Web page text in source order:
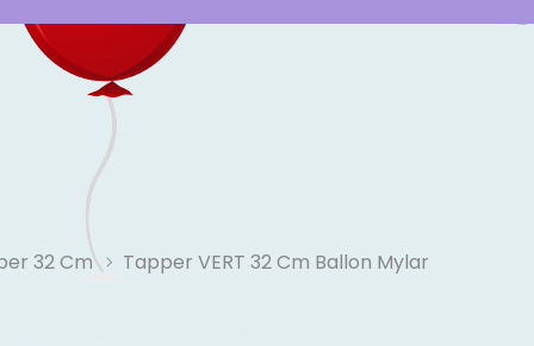
32 Cm Tapper VERT 32 Cm Ballon Mylar